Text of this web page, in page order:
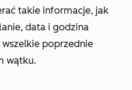
takie informacje, jak
data i godzina
poprzednie
wątku.